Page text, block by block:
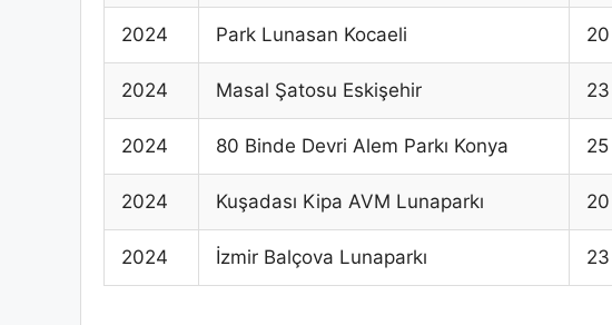
2024 Park Lunasan Kocaeli
2024 Masal Şatosu Eskişehir
2024 80 Binde Devri Alem Parkı Konya
2024 Kuşadası Kipa AVM Lunaparkı
2024 İzmir Balçova Lunaparkı